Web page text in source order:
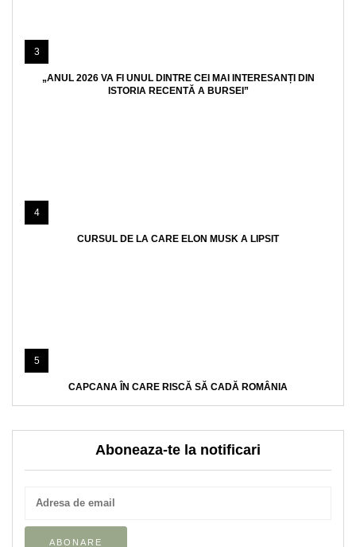
3
„ANUL 2026 VA FI UNUL DINTRE CEI MAI INTERESANȚI DIN
ISTORIA RECENTĂ A BURSEI”
4
CURSUL DE LA CARE ELON MUSK A LIPSIT
5
CAPCANA ÎN CARE RISCĂ SĂ CADĂ ROMÂNIA
Aboneaza-te la notificari